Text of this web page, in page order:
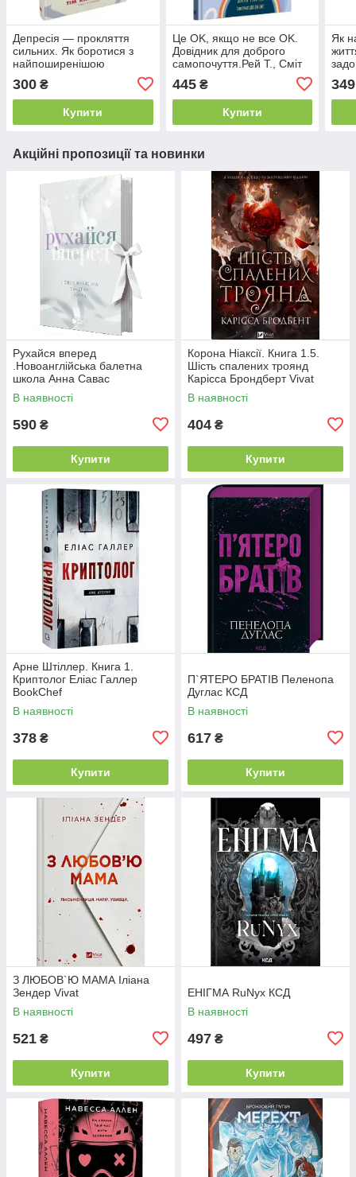
Депресія — прокляття
сильних. Як боротися з
найпоширенішою
хворобою в світі.Кантофер
Т..КМ-Букс
300 ₴
Купити
Це OK, якщо не все OK.
Довідник для доброго
самопочуття.Рей Т., Сміт
445₴
Купити
Як
349
Акційні пропозиції та новинки
Рухайся вперед
.Новоанглійська балетна
школа Анна Савас
READBERRY
В наявності
590 ₴
Купити
Корона Ніаксії. Книга 1.5.
Шість спалених троянд
Карісса Брондберт Vivat
В наявності
404 ₴
Купити
Арне Штіллер. Книга 1.
Криптолог Еліас Галлер
BookChef
В наявності
378 ₴
Купити
П`ЯТЕРО БРАТІВ Пеленопа
Дуглас КСД
В наявності
617 ₴
Купити
З ЛЮБОВ`Ю МАМА Іліана
Зендер Vivat
В наявності
521 ₴
Купити
ЕНІГМА RuNyx КСД
В наявності
497 ₴
Купити